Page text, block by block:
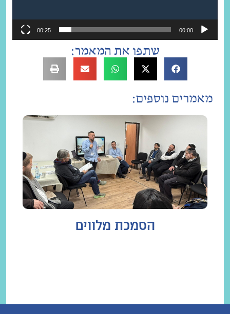
00:00
00:25
שתפו את המאמר:
מאמרים נוספים:
הסמכת מלווים